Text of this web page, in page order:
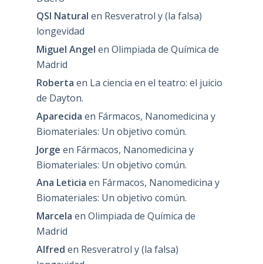
QSI Natural en Resveratrol y (la falsa)
longevidad
Miguel Angel en Olimpiada de Química de
Madrid
Roberta en La ciencia en el teatro: el juicio
de Dayton.
Aparecida en Fármacos, Nanomedicina y
Biomateriales: Un objetivo común.
Jorge en Fármacos, Nanomedicina y
Biomateriales: Un objetivo común.
Ana Leticia en Fármacos, Nanomedicina y
Biomateriales: Un objetivo común.
Marcela en Olimpiada de Química de
Madrid
Alfred en Resveratrol y (la falsa)